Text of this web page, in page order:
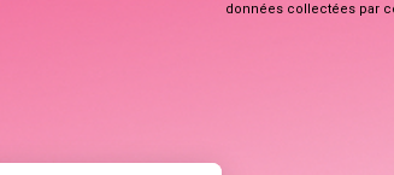
données collectées par